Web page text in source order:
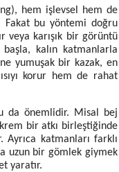
hem işlevsel hem de
bu yöntemi doğru
veya karışık bir görüntü
kalın katmanlarla
yumuşak bir kazak, en
korur hem de rahat
da önemlidir. Misal bej
bir atkı birleştiğinde
katmanları farklı
uzun bir gömlek giymek
yaratır.